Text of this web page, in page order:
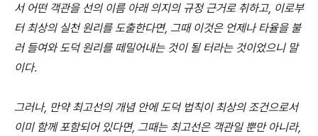
서 어떤 객관을 선의 이름 아래 의지의 규정 근거로 취하고, 이로부
터 최상의 실천 원리를 도출한다면, 그때 이것은 언제나 타율을 불
러 들여와 도덕 원리를 떼밀어내는 것이 될 터라는 것이었으니 말
이다.
그러나, 만약 최고선의 개념 안에 도덕 법칙이 최상의 조건으로서
이미 함께 포함되어 있다면, 그때는 최고선은 객관일 뿐만 아니라,